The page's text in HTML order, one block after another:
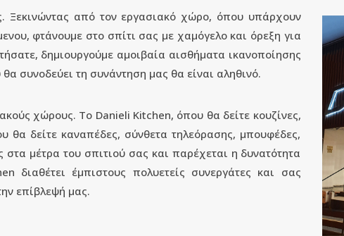
Ξεκινώντας από τον εργασιακό χώρο, όπου υπάρχουν
φτάνουμε στο σπίτι σας με χαμόγελο και όρεξη για
δημιουργούμε αμοιβαία αισθήματα ικανοποίησης
συνοδεύει τη συνάντηση μας θα είναι αληθινό.
χώρους. Το Danieli Kitchen, όπου θα δείτε κουζίνες,
θα δείτε καναπέδες, σύνθετα τηλεόρασης, μπουφέδες,
μέτρα του σπιτιού σας και παρέχεται η δυνατότητα
διαθέτει έμπιστους πολυετείς συνεργάτες και σας
επίβλεψή μας.